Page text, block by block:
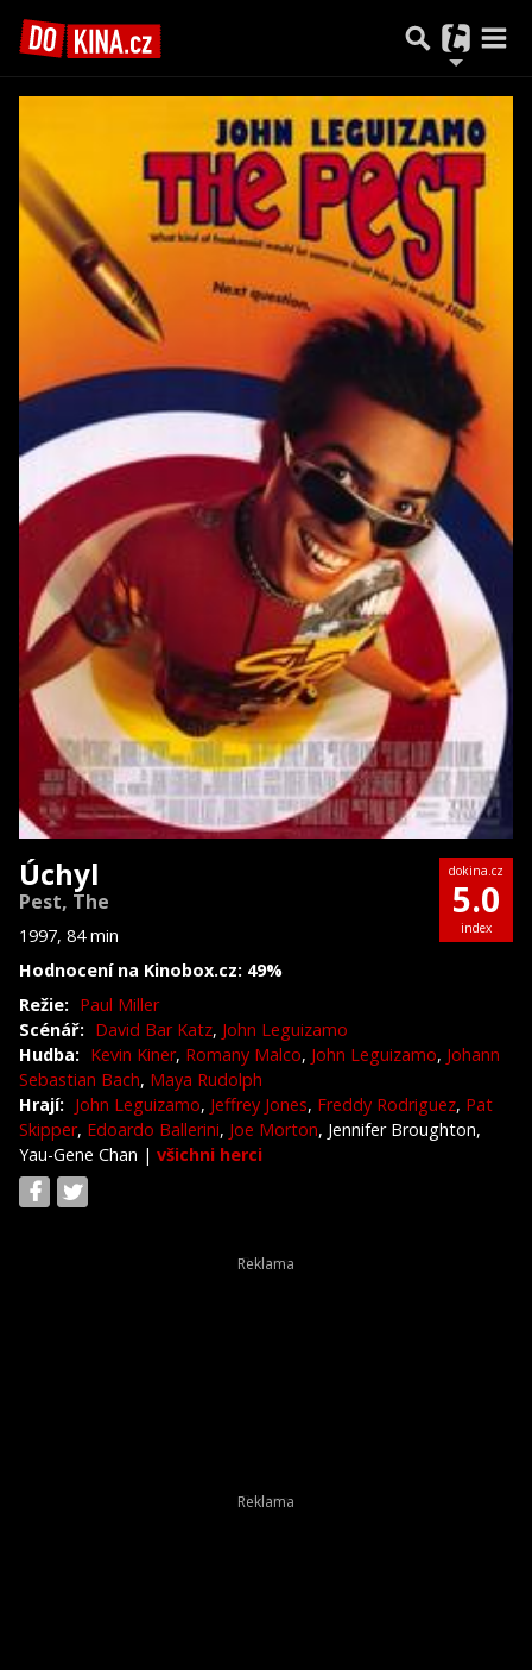
Úchyl
Pest, The
1997, 84 min
Hodnocení na Kinobox.cz: 49%
dokina.cz
5.0
index
Režie: Paul Miller
Scénář: David Bar Katz, John Leguizamo
Hudba: Kevin Kiner, Romany Malco, John Leguizamo, Johann
Sebastian Bach, Maya Rudolph
Hrají: John Leguizamo, Jeffrey Jones, Freddy Rodriguez, Pat
Skipper, Edoardo Ballerini, Joe Morton, Jennifer Broughton,
Yau-Gene Chan | všichni herci